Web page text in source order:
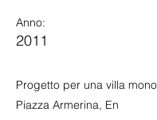
Anno:
2011
Progetto per una villa
Piazza Armerina, En